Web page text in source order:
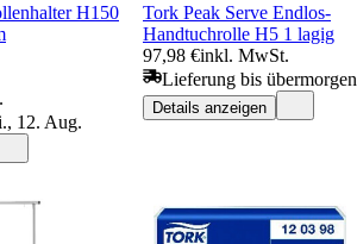
H150
12. Aug.
Tork Peak Serve Endlos-
Handtuchrolle H5 1 lagig
97,98 €inkl. MwSt.
Lieferung bis übermorgen
Details anzeigen